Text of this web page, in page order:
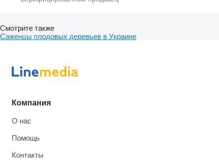
Смотрите также
Саженцы плодовых деревьев в Украине
Компания
О нас
Помощь
Контакты